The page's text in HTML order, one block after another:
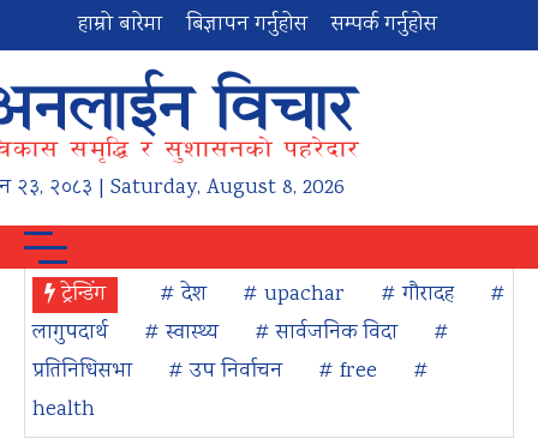
हाम्रो बारेमा बिज्ञापन गर्नुहोस सम्पर्क गर्नुहोस
२३, २०८३ | Saturday, August 8, 2026
ट्रेन्डिंग # देश # upachar # गौरादह
#
लागुपदार्थ
# स्वास्थ्य # सार्वजनिक विदा
#
प्रतिनिधिसभा
# उप निर्वाचन # free
#
health